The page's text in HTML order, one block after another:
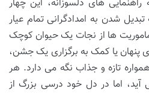
های دلسوزانه، این چهار
شدن به امدادگرانی تمام عیار
ها از نجات یک حیوان کوچک
پنهان یا کمک به برگزاری یک جشن،
تازه و جذاب نگه می دارد. هر
آید، اما در دل خود درسی بزرگ از